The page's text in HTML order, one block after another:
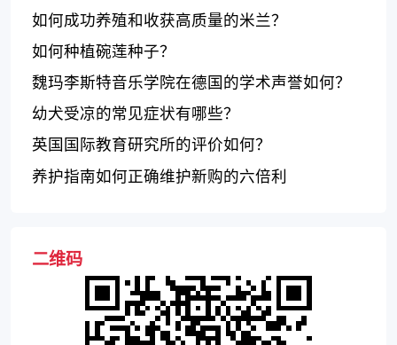
如何成功养殖和收获高质量的米兰？
如何种植碗莲种子？
魏玛李斯特音乐学院在德国的学术声誉如何？
幼犬受凉的常见症状有哪些？
英国国际教育研究所的评价如何？
养护指南如何正确维护新购的六倍利
二维码